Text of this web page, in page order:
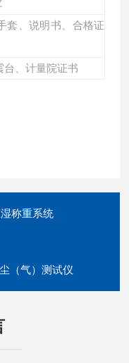
套、说明书、合格证
台、计量院证书
称重系统
（气）测试仪